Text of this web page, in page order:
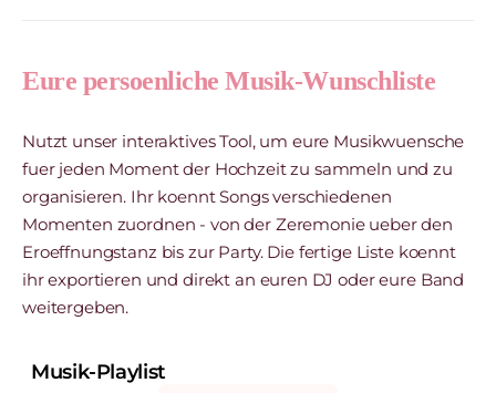
Eure persoenliche Musik-Wunschliste
Nutzt unser interaktives Tool, um eure Musikwuensche
fuer jeden Moment der Hochzeit zu sammeln und zu
organisieren. Ihr koennt Songs verschiedenen
Momenten zuordnen - von der Zeremonie ueber den
Eroeffnungstanz bis zur Party. Die fertige Liste koennt
ihr exportieren und direkt an euren DJ oder eure Band
weitergeben.
Musik-Playlist